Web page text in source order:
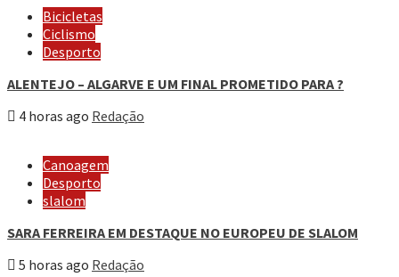
Bicicletas
Ciclismo
Desporto
ALENTEJO – ALGARVE E UM FINAL PROMETIDO PARA ?
4 horas ago Redação
Canoagem
Desporto
slalom
SARA FERREIRA EM DESTAQUE NO EUROPEU DE SLALOM
5 horas ago Redação